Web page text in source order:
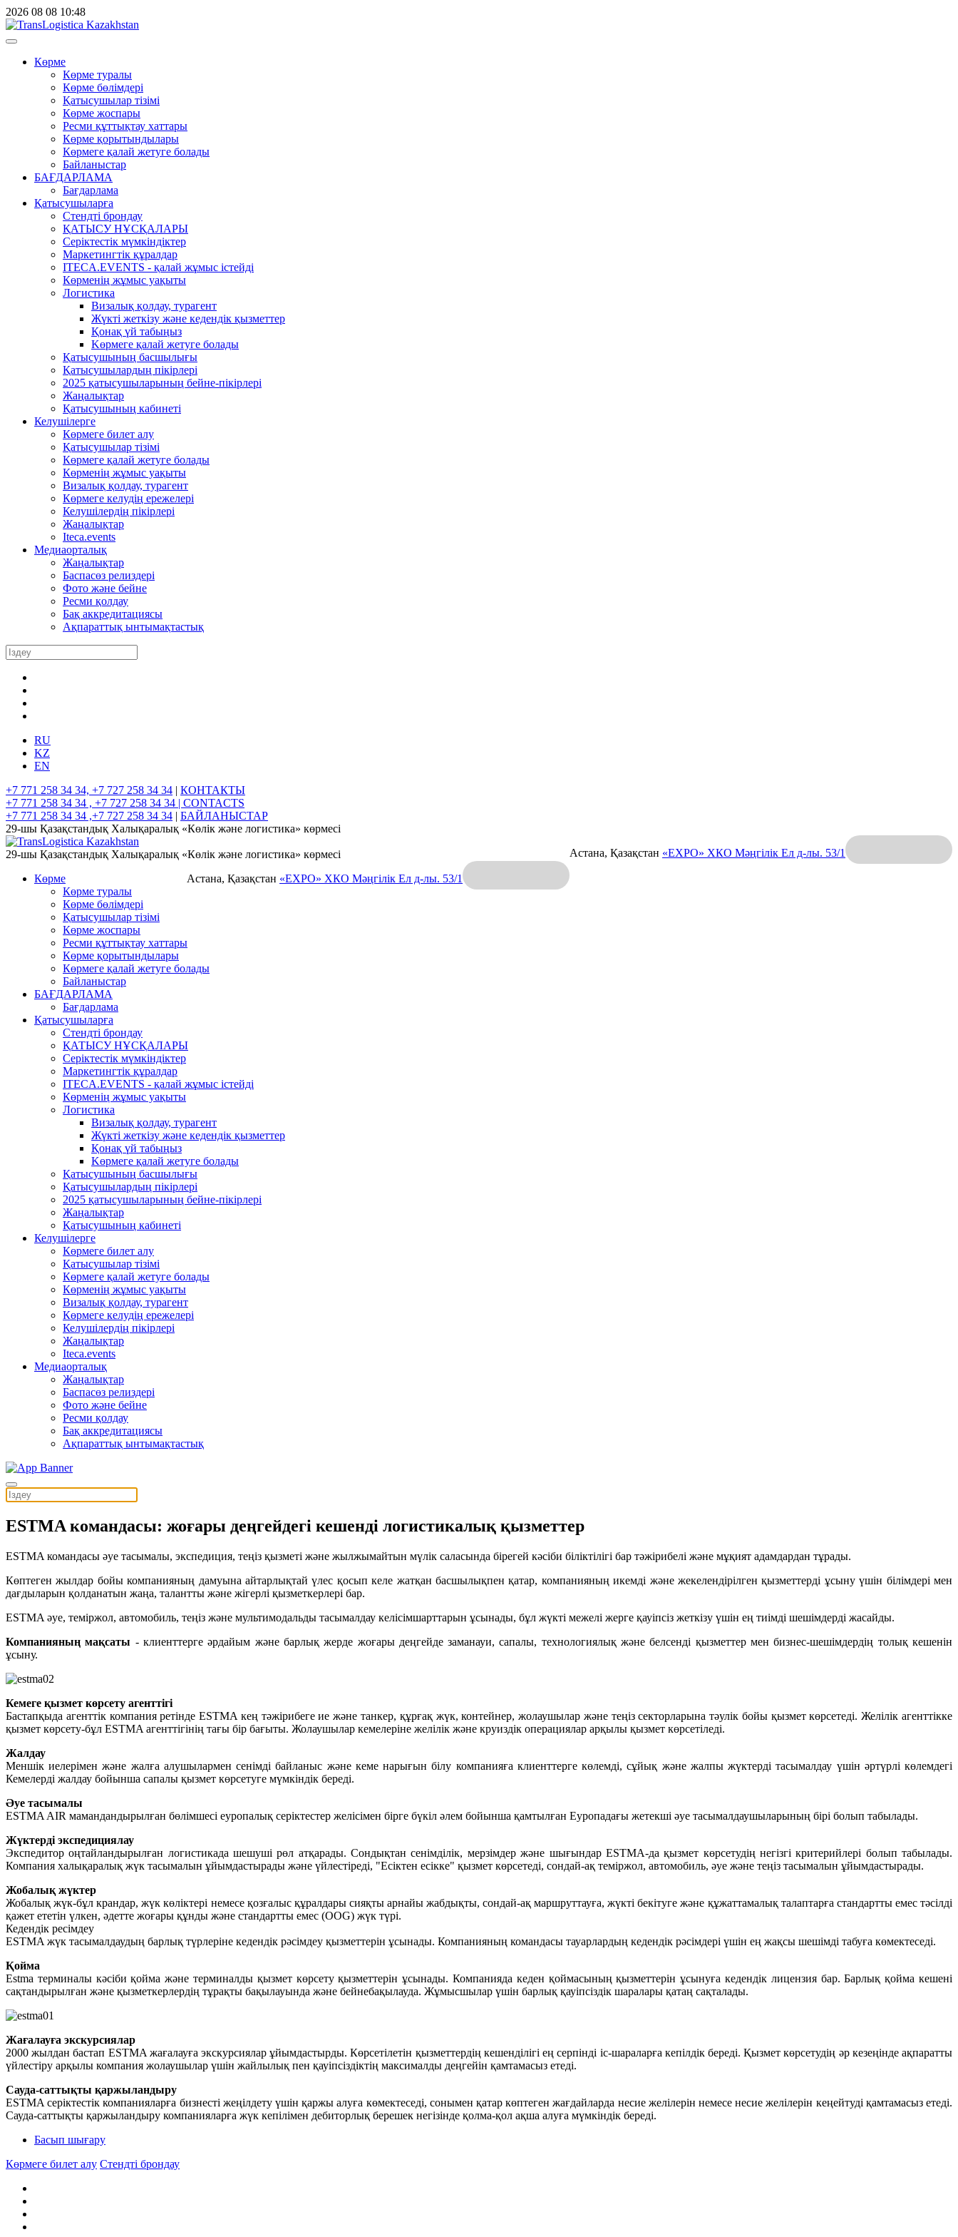
2026 08 08 10:48
Көрме
Көрме туралы
Көрме бөлімдері
Қатысушылар тізімі
Көрме жоспары
Ресми құттықтау хаттары
Көрме қорытындылары
Көрмеге қалай жетуге болады
Байланыстар
БАҒДАРЛАМА
Бағдарлама
Қатысушыларға
Стендті брондау
ҚАТЫСУ НҰСҚАЛАРЫ
Серіктестік мүмкіндіктер
Маркетингтік құралдар
ITECA.EVENTS - қалай жұмыс істейді
Көрменің жұмыс уақыты
Логистика
Визалық қолдау, турагент
Жүкті жеткізу және кедендік қызметтер
Қонақ үй табыңыз
Kөрмеге қалай жетуге болады
Қатысушының басшылығы
Қатысушылардың пікірлері
2025 қатысушыларының бейне-пікірлері
Жаңалықтар
Қатысушының кабинеті
Келушілерге
Көрмеге билет алу
Қатысушылар тізімі
Көрмеге қалай жетуге болады
Көрменің жұмыс уақыты
Визалық қолдау, турагент
Көрмеге келудің ережелері
Келушілердің пікірлері
Жаңалықтар
Iteca.events
Медиаорталық
Жаңалықтар
Баспасөз релиздері
Фото және бейне
Ресми қолдау
Бақ аккредитациясы
Ақпараттық ынтымақтастық
RU
KZ
EN
+7 771 258 34 34, +7 727 258 34 34 | КОНТАКТЫ
+7 771 258 34 34 , +7 727 258 34 34 | CONTACTS
+7 771 258 34 34 ,+7 727 258 34 34 | БАЙЛАНЫСТАР
29-шы Қазақстандық Халықаралық «Көлік және логистика» көрмесі
Астана, Қазақстан «EXPO» ХКО Мәңгілік Ел д-лы. 53/1
29-шы Қазақстандық Халықаралық «Көлік және логистика» көрмесі
Астана, Қазақстан «EXPO» ХКО Мәңгілік Ел д-лы. 53/1
Көрме
Көрме туралы
Көрме бөлімдері
Қатысушылар тізімі
Көрме жоспары
Ресми құттықтау хаттары
Көрме қорытындылары
Көрмеге қалай жетуге болады
Байланыстар
БАҒДАРЛАМА
Бағдарлама
Қатысушыларға
Стендті брондау
ҚАТЫСУ НҰСҚАЛАРЫ
Серіктестік мүмкіндіктер
Маркетингтік құралдар
ITECA.EVENTS - қалай жұмыс істейді
Көрменің жұмыс уақыты
Логистика
Визалық қолдау, турагент
Жүкті жеткізу және кедендік қызметтер
Қонақ үй табыңыз
Kөрмеге қалай жетуге болады
Қатысушының басшылығы
Қатысушылардың пікірлері
2025 қатысушыларының бейне-пікірлері
Жаңалықтар
Қатысушының кабинеті
Келушілерге
Көрмеге билет алу
Қатысушылар тізімі
Көрмеге қалай жетуге болады
Көрменің жұмыс уақыты
Визалық қолдау, турагент
Көрмеге келудің ережелері
Келушілердің пікірлері
Жаңалықтар
Iteca.events
Медиаорталық
Жаңалықтар
Баспасөз релиздері
Фото және бейне
Ресми қолдау
Бақ аккредитациясы
Ақпараттық ынтымақтастық
ESTMA командасы: жоғары деңгейдегі кешенді логистикалық қызметтер
ESTMA командасы әуе тасымалы, экспедиция, теңіз қызметі және жылжымайтын мүлік саласында бірегей кәсіби біліктілігі бар тәжірибелі және мұқият адамдардан тұрады.
Көптеген жылдар бойы компанияның дамуына айтарлықтай үлес қосып келе жатқан басшылықпен қатар, компанияның икемді және жекелендірілген қызметтерді ұсыну үшін білімдері мен
дағдыларын қолданатын жаңа, талантты және жігерлі қызметкерлері бар.
ESTMA әуе, теміржол, автомобиль, теңіз және мультимодальды тасымалдау келісімшарттарын ұсынады, бұл жүкті межелі жерге қауіпсіз жеткізу үшін ең тиімді шешімдерді жасайды.
Компанияның мақсаты - клиенттерге әрдайым және барлық жерде жоғары деңгейде заманауи, сапалы, технологиялық және белсенді қызметтер мен бизнес-шешімдердің толық кешенін
ұсыну.
Кемеге қызмет көрсету агенттігі
Бастапқыда агенттік компания ретінде ESTMA кең тәжірибеге ие және танкер, құрғақ жүк, контейнер, жолаушылар және теңіз секторларына тәулік бойы қызмет көрсетеді. Желілік агенттікке
қызмет көрсету-бұл ESTMA агенттігінің тағы бір бағыты. Жолаушылар кемелеріне желілік және круиздік операциялар арқылы қызмет көрсетіледі.
Жалдау
Меншік иелерімен және жалға алушылармен сенімді байланыс және кеме нарығын білу компанияға клиенттерге көлемді, сұйық және жалпы жүктерді тасымалдау үшін әртүрлі көлемдегі
Кемелерді жалдау бойынша сапалы қызмет көрсетуге мүмкіндік береді.
Әуе тасымалы
ESTMA AIR мамандандырылған бөлімшесі еуропалық серіктестер желісімен бірге бүкіл әлем бойынша қамтылған Еуропадағы жетекші әуе тасымалдаушыларының бірі болып табылады.
Жүктерді экспедициялау
Экспедитор оңтайландырылған логистикада шешуші рөл атқарады. Сондықтан сенімділік, мерзімдер және шығындар ESTMA-да қызмет көрсетудің негізгі критерийлері болып табылады.
Компания халықаралық жүк тасымалын ұйымдастырады және үйлестіреді, "Есіктен есікке" қызмет көрсетеді, сондай-ақ теміржол, автомобиль, әуе және теңіз тасымалын ұйымдастырады.
Жобалық жүктер
Жобалық жүк-бұл крандар, жүк көліктері немесе қозғалыс құралдары сияқты арнайы жабдықты, сондай-ақ маршруттауға, жүкті бекітуге және құжаттамалық талаптарға стандартты емес тәсілді
қажет ететін үлкен, әдетте жоғары құнды және стандартты емес (OOG) жүк түрі.
Кедендік ресімдеу
ESTMA жүк тасымалдаудың барлық түрлеріне кедендік рәсімдеу қызметтерін ұсынады. Компанияның командасы тауарлардың кедендік рәсімдері үшін ең жақсы шешімді табуға көмектеседі.
Қойма
Estma терминалы кәсіби қойма және терминалды қызмет көрсету қызметтерін ұсынады. Компанияда кеден қоймасының қызметтерін ұсынуға кедендік лицензия бар. Барлық қойма кешені
сақтандырылған және қызметкерлердің тұрақты бақылауында және бейнебақылауда. Жұмысшылар үшін барлық қауіпсіздік шаралары қатаң сақталады.
Жағалауға экскурсиялар
2000 жылдан бастап ESTMA жағалауға экскурсиялар ұйымдастырды. Көрсетілетін қызметтердің кешенділігі ең серпінді іс-шараларға кепілдік береді. Қызмет көрсетудің әр кезеңінде ақпаратты
үйлестіру арқылы компания жолаушылар үшін жайлылық пен қауіпсіздіктің максималды деңгейін қамтамасыз етеді.
Сауда-саттықты қаржыландыру
ESTMA серіктестік компанияларға бизнесті жеңілдету үшін қаржы алуға көмектеседі, сонымен қатар көптеген жағдайларда несие желілерін немесе несие желілерін кеңейтуді қамтамасыз етеді.
Сауда-саттықты қаржыландыру компанияларға жүк кепілімен дебиторлық берешек негізінде қолма-қол ақша алуға мүмкіндік береді.
Басып шығару
Көрмеге билет алу Стендті брондау